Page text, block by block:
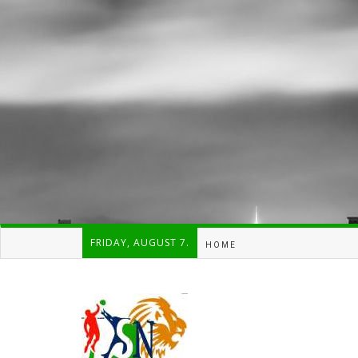
FRIDAY, AUGUST 7. HOME